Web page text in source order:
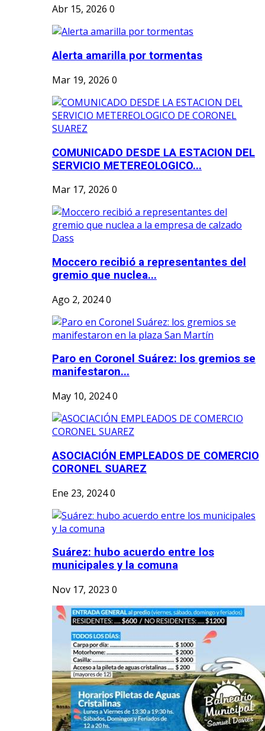
Abr 15, 2026 0
Alerta amarilla por tormentas
Mar 19, 2026 0
COMUNICADO DESDE LA ESTACION DEL
SERVICIO METEREOLOGICO...
Mar 17, 2026 0
Moccero recibió a representantes del
gremio que nuclea...
Ago 2, 20240
Paro en Coronel Suárez: los gremios se
manifestaron...
May 10, 20240
ASOCIACIÓN EMPLEADOS DE COMERCIO
CORONEL SUAREZ
Ene 23, 20240
Suárez: hubo acuerdo entre los
municipales y la comuna
Nov 17, 2023 0